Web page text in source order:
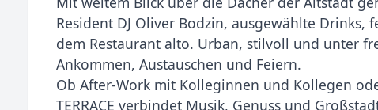
Resident DJ Oliver Bodzin, ausgewählte
dem Restaurant alto. Urban, stilvoll und unter
Ankommen, Austauschen und Feiern.
Ob After-Work mit Kolleginnen und Kollegen
TERRACE verbindet Musik, Genuss und